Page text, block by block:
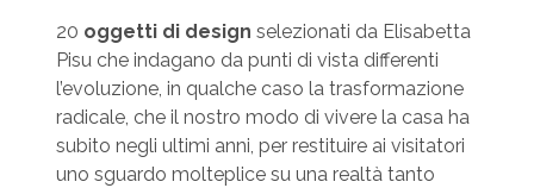
20 oggetti di design selezionati da Elisabetta
Pisu che indagano da punti di vista differenti
l’evoluzione, in qualche caso la trasformazione
radicale, che il nostro modo di vivere la casa ha
subito negli ultimi anni, per restituire ai visitatori
uno sguardo molteplice su una realtà tanto